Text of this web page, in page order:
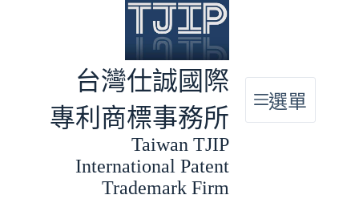
台灣仕誠國際
專利商標事務所
Taiwan TJIP
International Patent
Trademark Firm
選單